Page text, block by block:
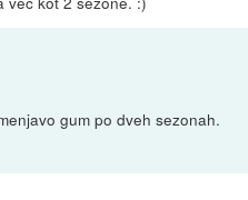
gum po dveh sezonah.